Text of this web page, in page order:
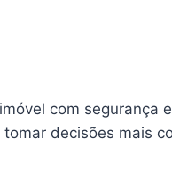
com segurança
decisões mais